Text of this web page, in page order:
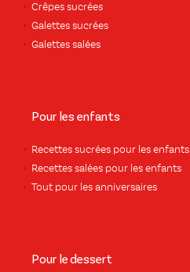
Crêpes sucrées
Galettes sucrées
Galettes salées
Pour les enfants
Recettes sucrées pour les enfants
Recettes salées pour les enfants
Tout pour les anniversaires
Pour le dessert